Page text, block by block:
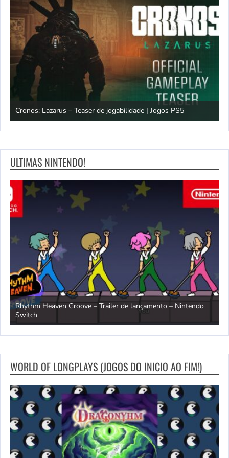
Cronos: Lazarus – Teaser de jogabilidade | Jogos PS5
ULTIMAS NINTENDO!
Rhythm Heaven Groove – Trailer de lançamento – Nintendo
Switch
WORLD OF LONGPLAYS (JOGOS DO INICIO AO FIM!)